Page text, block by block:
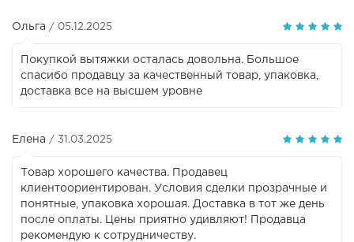
Ольга / 05.12.2025
Покупкой вытяжки осталась довольна. Большое
спасибо продавцу за качественный товар, упаковка,
доставка все на высшем уровне
Елена / 31.03.2025
Товар хорошего качества. Продавец
клиентоориентирован. Условия сделки прозрачные и
понятные, упаковка хорошая. Доставка в тот же день
после оплаты. Цены приятно удивляют! Продавца
рекомендую к сотрудничеству.